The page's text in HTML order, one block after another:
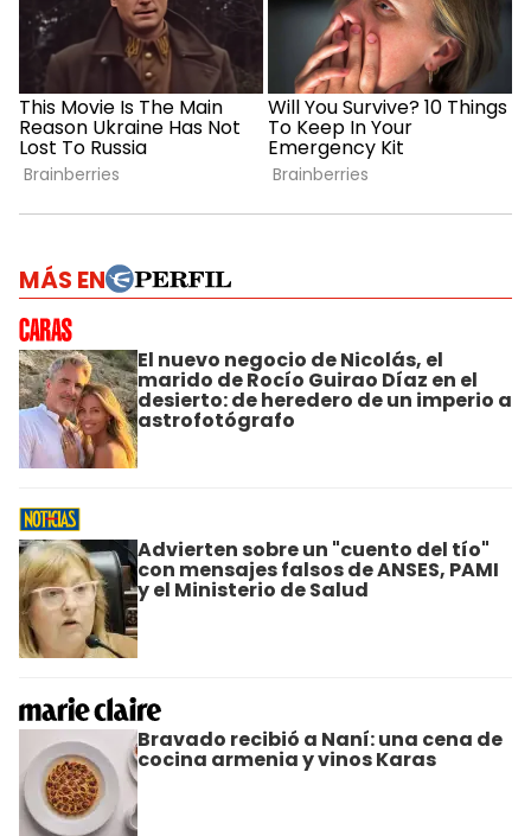
MÁS EN
El nuevo negocio de Nicolás, el
marido de Rocío Guirao Díaz en el
desierto: de heredero de un imperio a
astrofotógrafo
Advierten sobre un "cuento del tío"
con mensajes falsos de ANSES, PAMI
y el Ministerio de Salud
Bravado recibió a Naní: una cena de
cocina armenia y vinos Karas